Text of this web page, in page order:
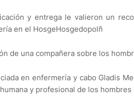
y entrega le valieron un
en el HosgeHosgedopolñ
de una compañera sobre los
en enfermería y cabo Gladis
y profesional de los